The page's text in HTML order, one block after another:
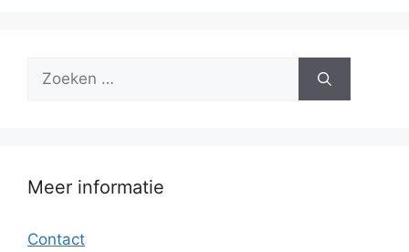
Zoek
Meer informatie
Contact